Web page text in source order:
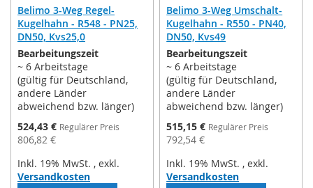
Belimo 3-Weg Regel-
Kugelhahn - R548 - PN25,
DN50, Kvs25,0
Bearbeitungszeit
~ 6 Arbeitstage
(gültig für Deutschland,
andere Länder
abweichend bzw. länger)
Sonderpreis
524,43 € Regulärer Preis
806,82 €
Inkl. 19% MwSt. , exkl.
Versandkosten
Belimo 3-Weg Umschalt-
Kugelhahn - R550 - PN40,
DN50, Kvs49
Bearbeitungszeit
~ 6 Arbeitstage
(gültig für Deutschland,
andere Länder
abweichend bzw. länger)
Sonderpreis
515,15 € Regulärer Preis
792,54 €
Inkl. 19% MwSt. , exkl.
Versandkosten